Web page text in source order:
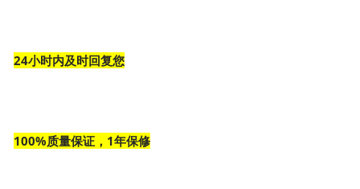
24小时内及时回复您
100%质量保证，1年保修